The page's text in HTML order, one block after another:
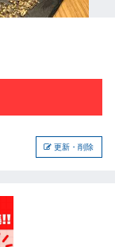
更新・削除